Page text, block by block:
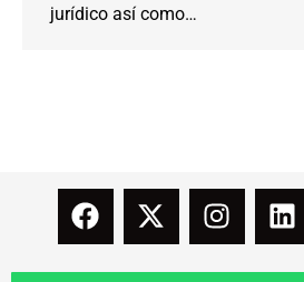
jurídico así como…